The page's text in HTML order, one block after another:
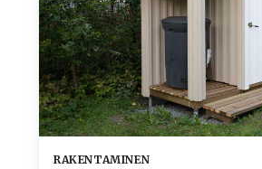
RAKENTAMINEN